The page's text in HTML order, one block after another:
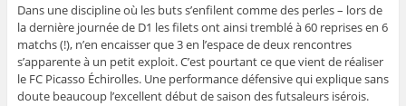
Dans une discipline où les buts s’enfilent comme des perles – lors de
la dernière journée de D1 les filets ont ainsi tremblé à 60 reprises en 6
matchs (!), n’en encaisser que 3 en l’espace de deux rencontres
s’apparente à un petit exploit. C’est pourtant ce que vient de réaliser
le FC Picasso Échirolles. Une performance défensive qui explique sans
doute beaucoup l’excellent début de saison des futsaleurs isérois.